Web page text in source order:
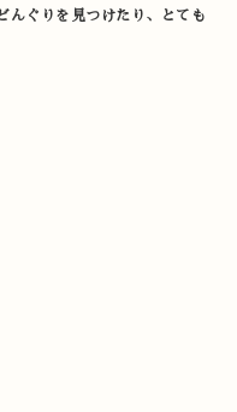
んぐりを見つけたり、とても